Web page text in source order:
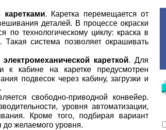
. Каретка перемещается от
деталей. В процессе окраски
по технологическому циклу: краска в
система позволяет окрашивать
кареткой. Для
к кабине на каретке предусмотрен
подвесок через кабину, загрузки и
свободно-приводной конвейер.
уровня автоматизации,
Кроме того, подбирая вариант
до желаемого уровня.